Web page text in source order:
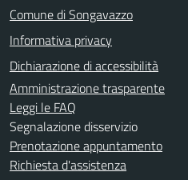
Comune di Songavazzo
Informativa privacy
Dichiarazione di accessibilità
Amministrazione trasparente
Leggi le FAQ
Segnalazione disservizio
Prenotazione appuntamento
Richiesta d'assistenza